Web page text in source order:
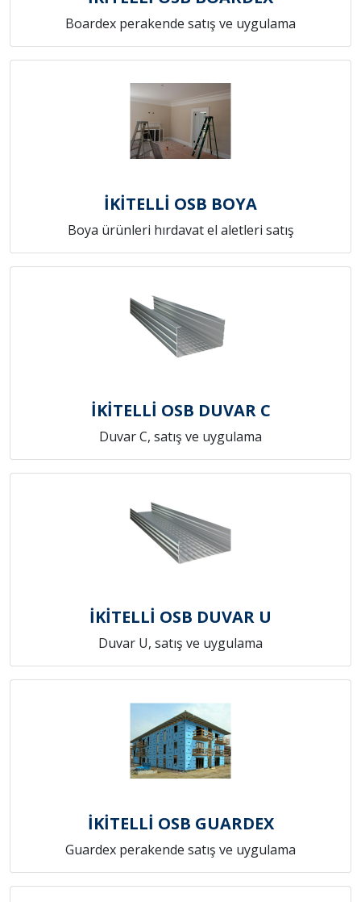
Boardex perakende satış ve uygulama
İKİTELLİ OSB BOYA
Boya ürünleri hırdavat el aletleri satış
İKİTELLİ OSB DUVAR C
Duvar C, satış ve uygulama
İKİTELLİ OSB DUVAR U
Duvar U, satış ve uygulama
İKİTELLİ OSB GUARDEX
Guardex perakende satış ve uygulama